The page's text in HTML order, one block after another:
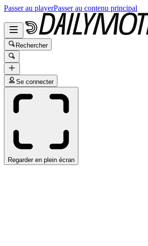
Passer au playerPasser au contenu principal
Rechercher
Se connecter
Regarder en plein écran